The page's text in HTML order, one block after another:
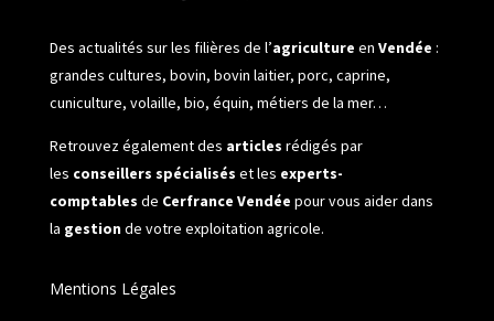
Des actualités sur les filières de l’agriculture en Vendée :
grandes cultures, bovin, bovin laitier, porc, caprine,
cuniculture, volaille, bio, équin, métiers de la mer…
Retrouvez également des articles rédigés par
les conseillers spécialisés et les experts-
comptables de Cerfrance Vendée pour vous aider dans
la gestionde votre exploitation agricole.
Mentions Légales